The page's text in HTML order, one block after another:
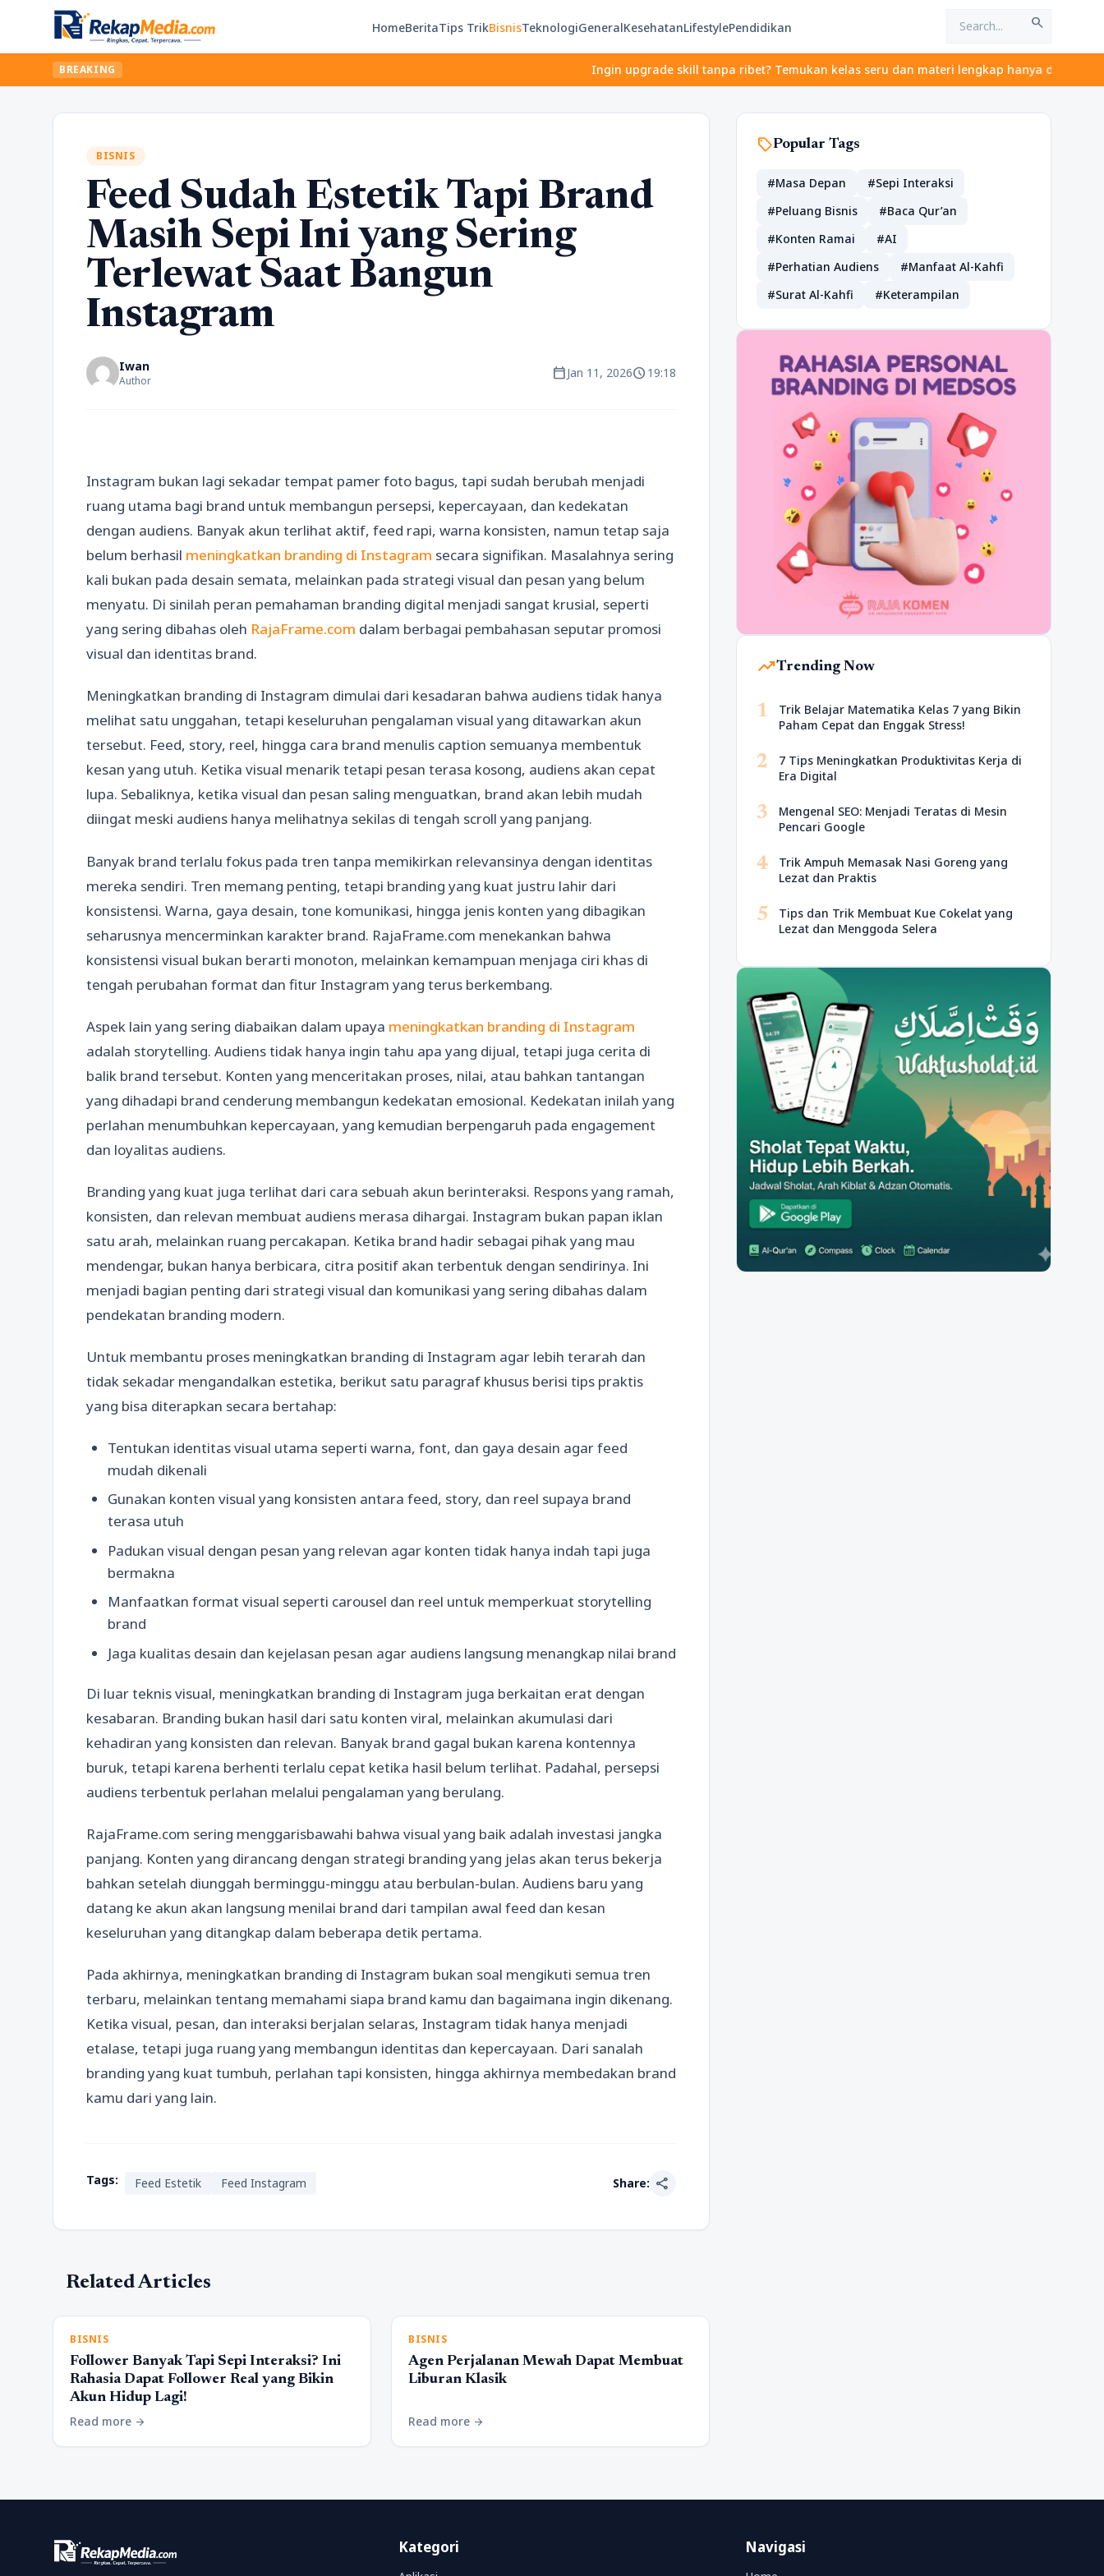
HomeBeritaTips TrikBisnisTeknologiGeneralKesehatanLifestylePendidikan search
BREAKING Ingin upgrade skill tanpa ribet? Temukan kelas seru dan materi lengkap hanya di
BISNIS
Feed Sudah Estetik Tapi Brand
Masih Sepi Ini yang Sering
Terlewat Saat Bangun
Instagram
Iwan
Author calendar_todayJan 11, 2026schedule19:18
Instagram bukan lagi sekadar tempat pamer foto bagus, tapi sudah berubah menjadi
ruang utama bagi brand untuk membangun persepsi, kepercayaan, dan kedekatan
dengan audiens. Banyak akun terlihat aktif, feed rapi, warna konsisten, namun tetap saja
belum berhasil meningkatkan branding di Instagram secara signifikan. Masalahnya sering
kali bukan pada desain semata, melainkan pada strategi visual dan pesan yang belum
menyatu. Di sinilah peran pemahaman branding digital menjadi sangat krusial, seperti
yang sering dibahas oleh RajaFrame.com dalam berbagai pembahasan seputar promosi
visual dan identitas brand.
Meningkatkan branding di Instagram dimulai dari kesadaran bahwa audiens tidak hanya
melihat satu unggahan, tetapi keseluruhan pengalaman visual yang ditawarkan akun
tersebut. Feed, story, reel, hingga cara brand menulis caption semuanya membentuk
kesan yang utuh. Ketika visual menarik tetapi pesan terasa kosong, audiens akan cepat
lupa. Sebaliknya, ketika visual dan pesan saling menguatkan, brand akan lebih mudah
diingat meski audiens hanya melihatnya sekilas di tengah scroll yang panjang.
Banyak brand terlalu fokus pada tren tanpa memikirkan relevansinya dengan identitas
mereka sendiri. Tren memang penting, tetapi branding yang kuat justru lahir dari
konsistensi. Warna, gaya desain, tone komunikasi, hingga jenis konten yang dibagikan
seharusnya mencerminkan karakter brand. RajaFrame.com menekankan bahwa
konsistensi visual bukan berarti monoton, melainkan kemampuan menjaga ciri khas di
tengah perubahan format dan fitur Instagram yang terus berkembang.
Aspek lain yang sering diabaikan dalam upaya meningkatkan branding di Instagram
adalah storytelling. Audiens tidak hanya ingin tahu apa yang dijual, tetapi juga cerita di
balik brand tersebut. Konten yang menceritakan proses, nilai, atau bahkan tantangan
yang dihadapi brand cenderung membangun kedekatan emosional. Kedekatan inilah yang
perlahan menumbuhkan kepercayaan, yang kemudian berpengaruh pada engagement
dan loyalitas audiens.
Branding yang kuat juga terlihat dari cara sebuah akun berinteraksi. Respons yang ramah,
konsisten, dan relevan membuat audiens merasa dihargai. Instagram bukan papan iklan
satu arah, melainkan ruang percakapan. Ketika brand hadir sebagai pihak yang mau
mendengar, bukan hanya berbicara, citra positif akan terbentuk dengan sendirinya. Ini
menjadi bagian penting dari strategi visual dan komunikasi yang sering dibahas dalam
pendekatan branding modern.
Untuk membantu proses meningkatkan branding di Instagram agar lebih terarah dan
tidak sekadar mengandalkan estetika, berikut satu paragraf khusus berisi tips praktis
yang bisa diterapkan secara bertahap:
Tentukan identitas visual utama seperti warna, font, dan gaya desain agar feed
mudah dikenali
Gunakan konten visual yang konsisten antara feed, story, dan reel supaya brand
terasa utuh
Padukan visual dengan pesan yang relevan agar konten tidak hanya indah tapi juga
bermakna
Manfaatkan format visual seperti carousel dan reel untuk memperkuat storytelling
brand
Jaga kualitas desain dan kejelasan pesan agar audiens langsung menangkap nilai brand
Di luar teknis visual, meningkatkan branding di Instagram juga berkaitan erat dengan
kesabaran. Branding bukan hasil dari satu konten viral, melainkan akumulasi dari
kehadiran yang konsisten dan relevan. Banyak brand gagal bukan karena kontennya
buruk, tetapi karena berhenti terlalu cepat ketika hasil belum terlihat. Padahal, persepsi
audiens terbentuk perlahan melalui pengalaman yang berulang.
RajaFrame.com sering menggarisbawahi bahwa visual yang baik adalah investasi jangka
panjang. Konten yang dirancang dengan strategi branding yang jelas akan terus bekerja
bahkan setelah diunggah berminggu-minggu atau berbulan-bulan. Audiens baru yang
datang ke akun akan langsung menilai brand dari tampilan awal feed dan kesan
keseluruhan yang ditangkap dalam beberapa detik pertama.
Pada akhirnya, meningkatkan branding di Instagram bukan soal mengikuti semua tren
terbaru, melainkan tentang memahami siapa brand kamu dan bagaimana ingin dikenang.
Ketika visual, pesan, dan interaksi berjalan selaras, Instagram tidak hanya menjadi
etalase, tetapi juga ruang yang membangun identitas dan kepercayaan. Dari sanalah
branding yang kuat tumbuh, perlahan tapi konsisten, hingga akhirnya membedakan brand
kamu dari yang lain.
Tags: Feed Estetik Feed Instagram Share: share
Related Articles
BISNIS
Follower Banyak Tapi Sepi Interaksi? Ini
Rahasia Dapat Follower Real yang Bikin
Akun Hidup Lagi!
Read more arrow_forward
BISNIS
Agen Perjalanan Mewah Dapat Membuat
Liburan Klasik
Read more arrow_forward
sellPopular Tags
#Masa Depan
#Sepi Interaksi
#Peluang Bisnis
#Baca Qur’an
#Konten Ramai
#AI
#Perhatian Audiens
#Manfaat Al-Kahfi
#Surat Al-Kahfi
#Keterampilan
trending_upTrending Now
1
Trik Belajar Matematika Kelas 7 yang Bikin
Paham Cepat dan Enggak Stress!
2
7 Tips Meningkatkan Produktivitas Kerja di
Era Digital
3
Mengenal SEO: Menjadi Teratas di Mesin
Pencari Google
4
Trik Ampuh Memasak Nasi Goreng yang
Lezat dan Praktis
5
Tips dan Trik Membuat Kue Cokelat yang
Lezat dan Menggoda Selera
Kategori Navigasi